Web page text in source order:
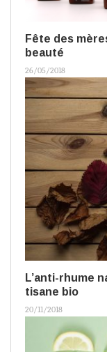
Fête des
beauté
26/05/2018
L’anti-rhume
tisane bio
20/11/2018